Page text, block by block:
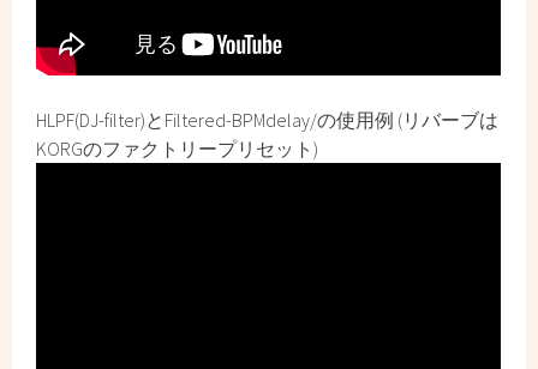
HLPF(DJ-filter)とFiltered-BPMdelay/の使用例 (リバーブは
KORGのファクトリープリセット)